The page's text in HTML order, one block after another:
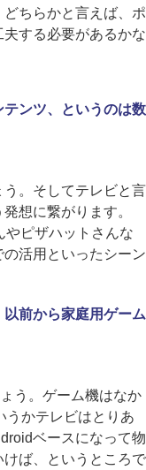
ちらかと言えば、ポ
する必要があるかな
ンツ、というのは数
。そしてテレビと言
想に繋がります。
やピザハットさんな
活用といったシーン
前から家庭用ゲーム
う。ゲーム機はなか
うかテレビはとりあ
ベースになって物
ば、というところで